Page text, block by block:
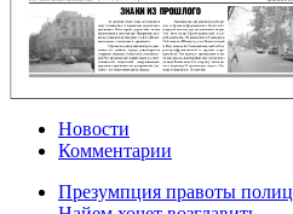
Новости
Комментарии
Презумпция правоты